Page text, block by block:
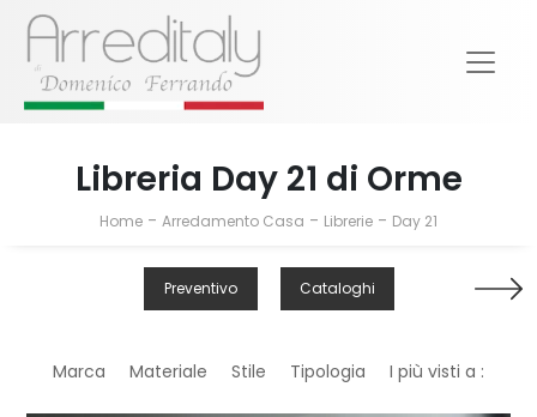
Libreria Day 21 di Orme
Home - Arredamento Casa - Librerie - Day 21
Preventivo Cataloghi
Marca Materiale Stile Tipologia I più visti a :